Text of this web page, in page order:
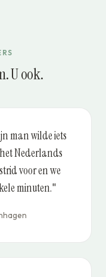
U ook.
man wilde iets
Nederlands
voor en we
minuten."